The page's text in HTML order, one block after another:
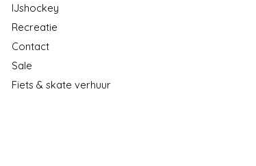
IJshockey
Recreatie
Contact
Sale
Fiets & skate verhuur